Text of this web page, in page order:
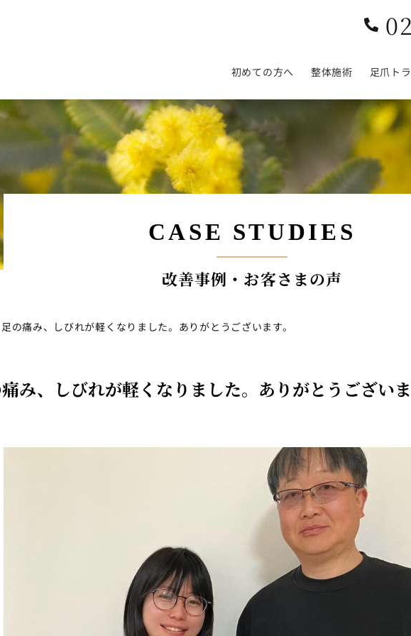

初めての方へ 整体施術 足爪ト
CASE STUDIES
改善事例・お客さまの声
足の痛み、しびれが軽くなりました。ありがとうございます。
み、しびれが軽くなりました。ありがとうござい